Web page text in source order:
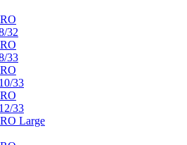
32
33
33
33
Large